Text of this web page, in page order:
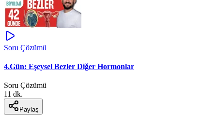
Soru Çözümü
4.Gün: Eşeysel Bezler Diğer Hormonlar
Soru Çözümü
11 dk.
Paylaş